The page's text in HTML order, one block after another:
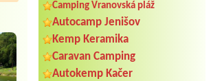
Camping Vranovská pláž
Autocamp Jenišov
Kemp Keramika
Caravan Camping
Autokemp Kačer